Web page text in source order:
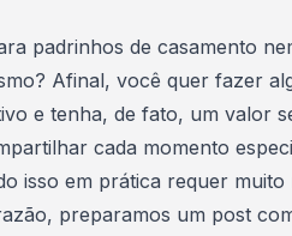
padrinhos de casamento
Afinal, você quer fazer
e tenha, de fato, um valor
cada momento
isso em prática requer muito
preparamos um post